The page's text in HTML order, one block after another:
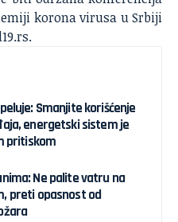
korona virusa u Srbiji
Smanjite korišćenje
energetski sistem je
pritiskom
Ne palite vatru na
preti opasnost od